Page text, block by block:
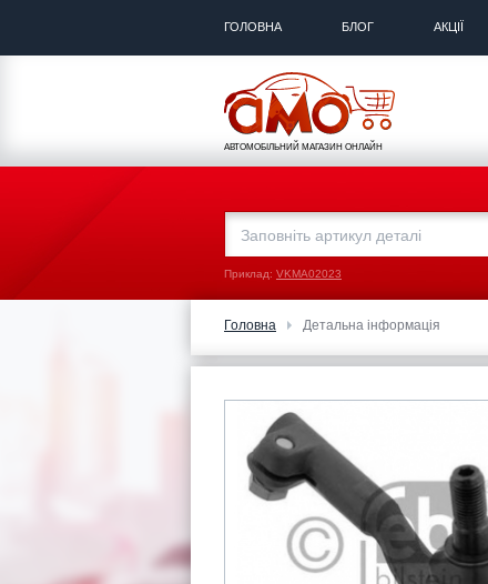
ГОЛОВНА БЛОГ АКЦІЇ
АВТОМОБІЛЬНИЙ МАГАЗИН ОНЛАЙН
Приклад: VKMA02023
Головна Детальна інформація